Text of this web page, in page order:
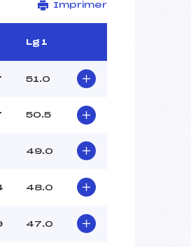
MOREL PIERRE (DA)
YANNICK (MB)
BRUNO (MJ)
CLEMENT (MB)
JEAN PIERRE (MB)
Imprimer
Lg 1
51.0
50.5
49.0
48.0
47.0